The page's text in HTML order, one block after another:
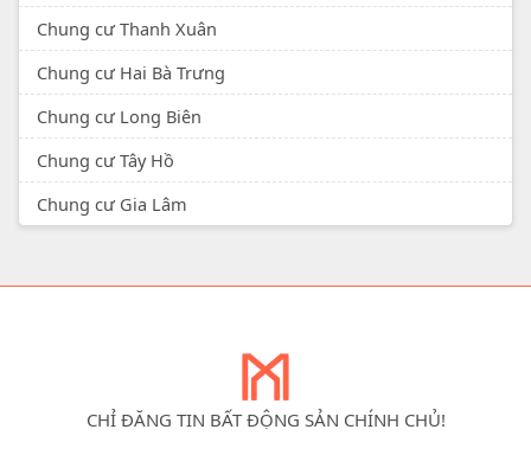
Chung cư Thanh Xuân
Chung cư Hai Bà Trưng
Chung cư Long Biên
Chung cư Tây Hồ
Chung cư Gia Lâm
CHỈ ĐĂNG TIN BẤT ĐỘNG SẢN CHÍNH CHỦ!